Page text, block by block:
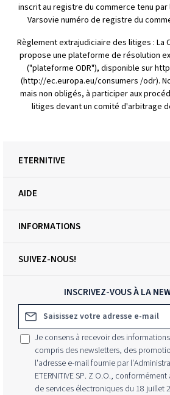
inscrit au registre du commerce tenu
Varsovie numéro de registre du
Règlement extrajudiciaire des litiges : La
propose une plateforme de résolution
("plateforme ODR"), disponible sur
(http://ec.europa.eu/consumers /odr).
mais non obligés, à participer aux
litiges devant un comité d'arbitrage
INSCRIVEZ-VOUS À LA
Adresse e-mail*
Je consens à recevoir des
compris des newsletters, des
l'adresse e-mail fournie par
ETERNITIVE SP. Z O.O.,
de services électroniques du 18 juillet
SUIVEZ-NOUS!
ETERNITIVE
AIDE
INFORMATIONS